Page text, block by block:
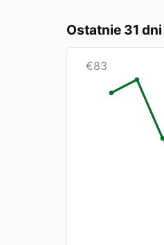
Ostatnie 31 dni
€83